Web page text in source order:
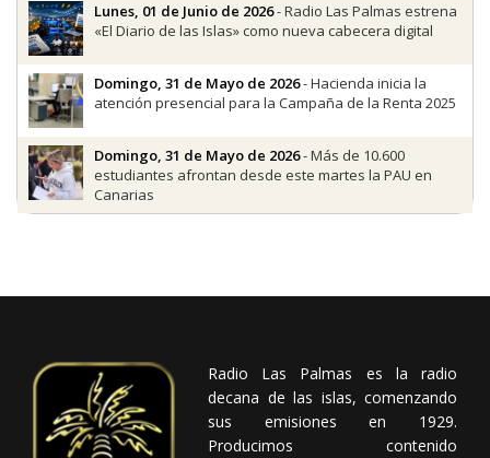
Lunes, 01 de Junio de 2026- Radio Las Palmas estrena
«El Diario de las Islas» como nueva cabecera digital
Domingo, 31 de Mayo de 2026- Hacienda inicia la
atención presencial para la Campaña de la Renta 2025
Domingo, 31 de Mayo de 2026- Más de 10.600
estudiantes afrontan desde este martes la PAU en
Canarias
Radio Las Palmas es la radio
decana de las islas, comenzando
sus emisiones en 1929.
Producimos contenido